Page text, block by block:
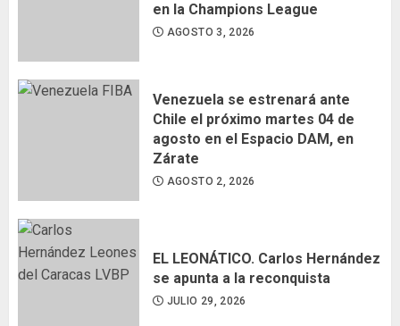
en la Champions League
AGOSTO 3, 2026
Venezuela se estrenará ante
Chile el próximo martes 04 de
agosto en el Espacio DAM, en
Zárate
AGOSTO 2, 2026
EL LEONÁTICO. Carlos Hernández
se apunta a la reconquista
JULIO 29, 2026